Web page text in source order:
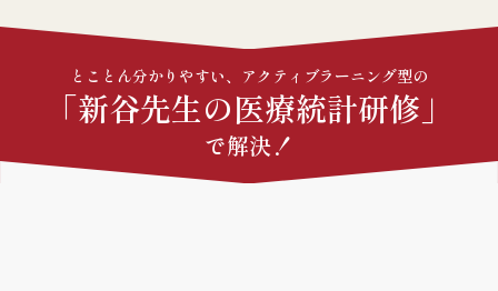
とことん分かりやすい、アクティブラーニング型の
「新谷先生の医療統計研修」
で解決！